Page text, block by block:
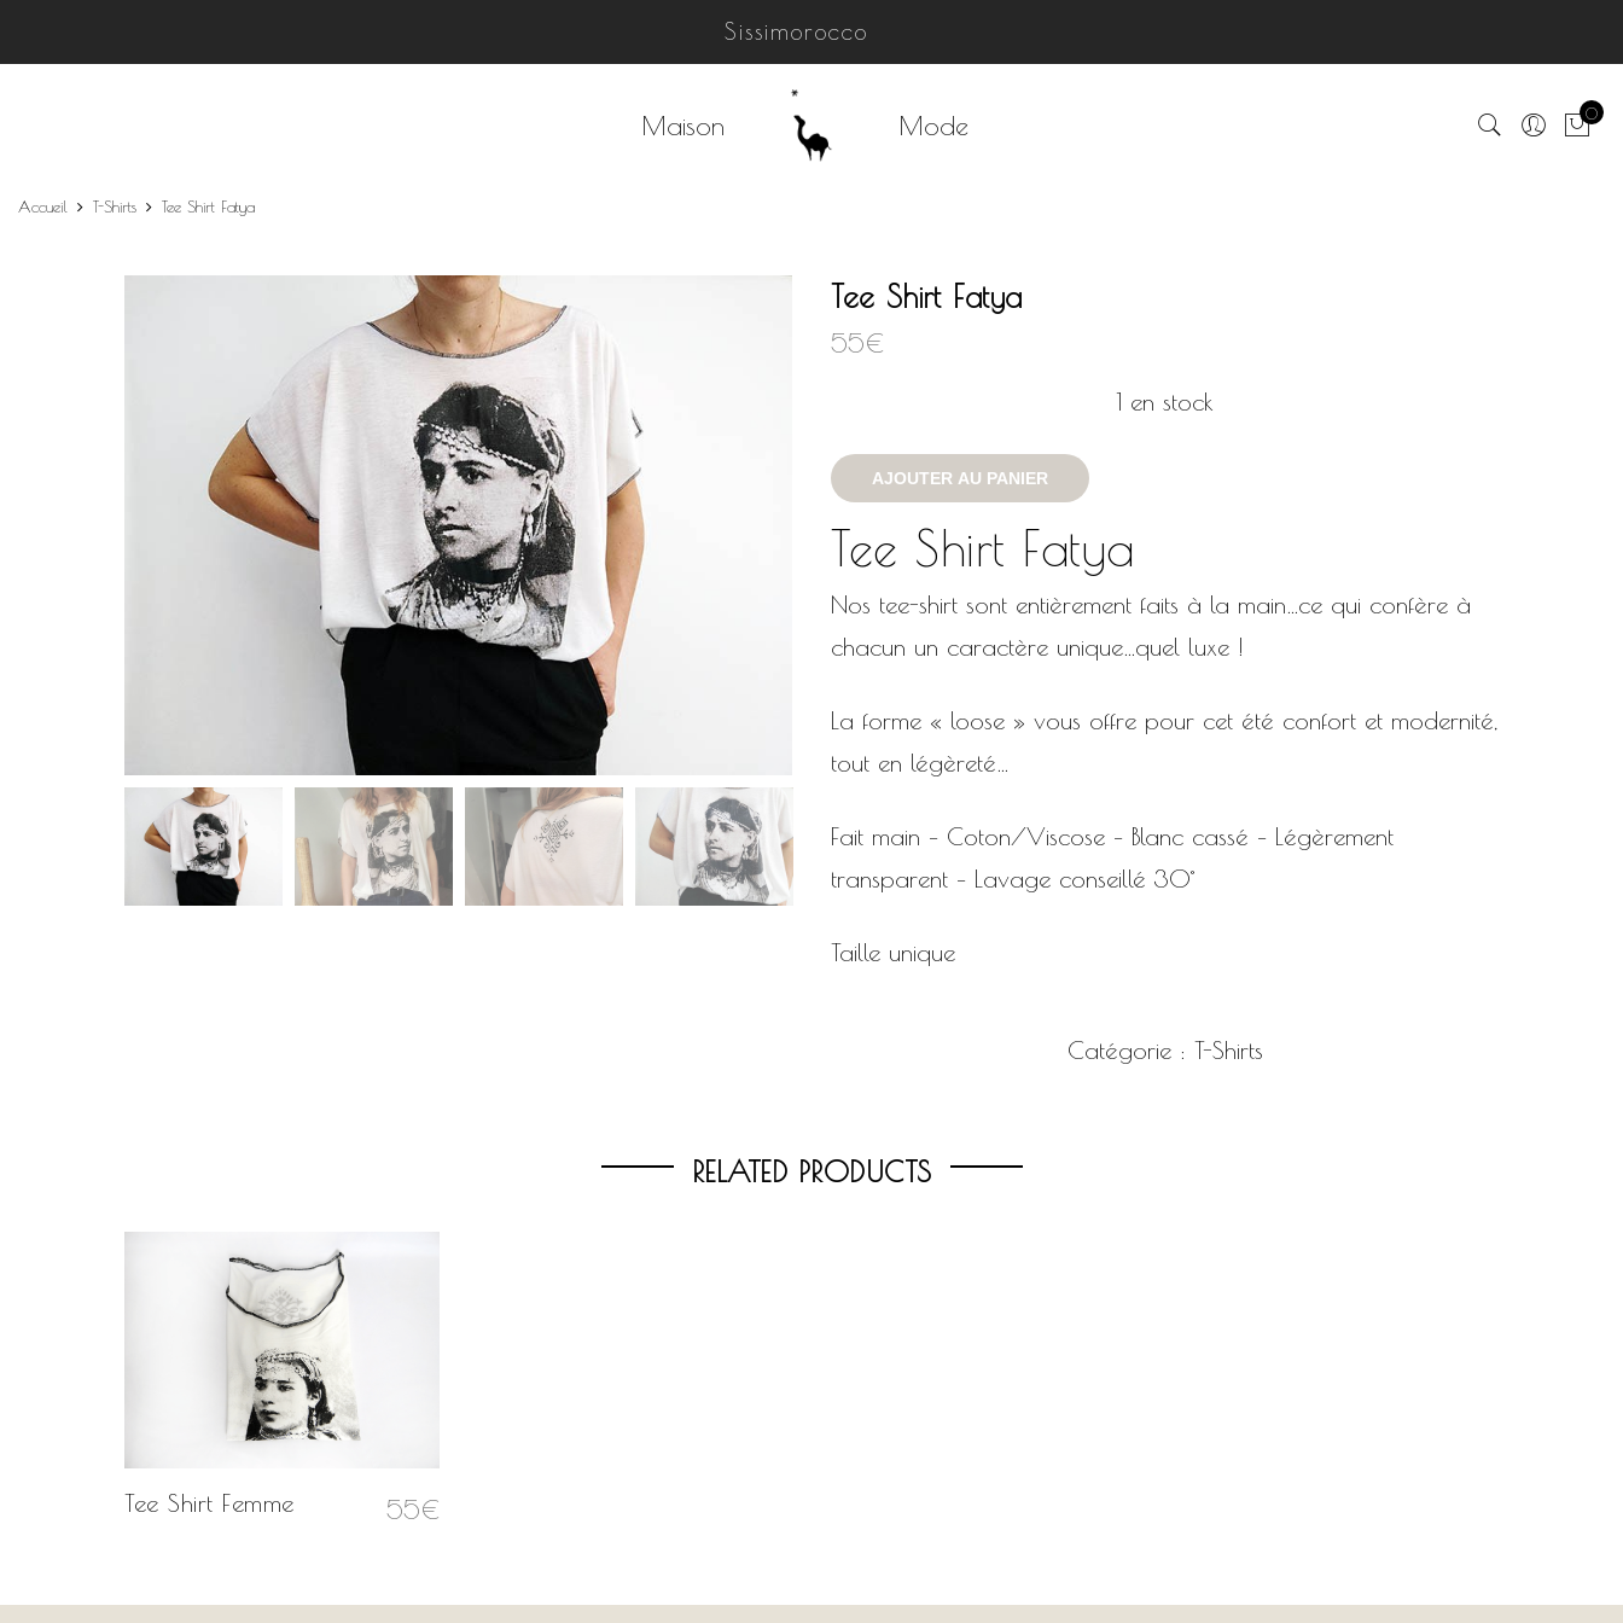
Sissimorocco
Maison Mode 0
Accueil T-Shirts Tee Shirt Fatya
Tee Shirt Fatya
55€
1 en stock
AJOUTER AU PANIER
Tee Shirt Fatya
Nos tee-shirt sont entièrement faits à la main…ce qui confère à
chacun un caractère unique…quel luxe !
La forme « loose » vous offre pour cet été confort et modernité,
tout en légèreté…
Fait main – Coton/Viscose – Blanc cassé – Légèrement
transparent – Lavage conseillé 30°
Taille unique
Catégorie : T-Shirts
RELATED PRODUCTS
Tee Shirt Femme 55€